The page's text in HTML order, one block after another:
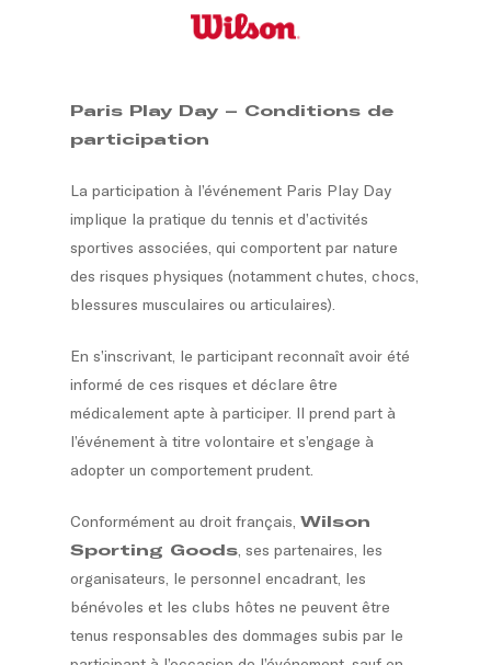
Paris Play Day – Conditions de
participation
La participation à l’événement Paris Play Day
implique la pratique du tennis et d’activités
sportives associées, qui comportent par nature
des risques physiques (notamment chutes, chocs,
blessures musculaires ou articulaires).
En s’inscrivant, le participant reconnaît avoir été
informé de ces risques et déclare être
médicalement apte à participer. Il prend part à
l’événement à titre volontaire et s’engage à
adopter un comportement prudent.
Conformément au droit français,Wilson
Sporting Goods, ses partenaires, les
organisateurs, le personnel encadrant, les
bénévoles et les clubs hôtes ne peuvent être
tenus responsables des dommages subis par le